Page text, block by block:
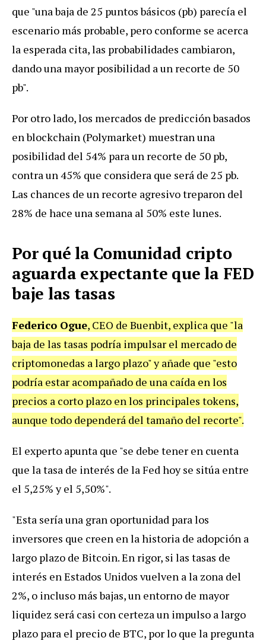
que "una baja de 25 puntos básicos (pb) parecía el
escenario más probable, pero conforme se acerca
la esperada cita, las probabilidades cambiaron,
dando una mayor posibilidad a un recorte de 50
pb".
Por otro lado, los mercados de predicción basados
en blockchain (Polymarket) muestran una
posibilidad del 54% para un recorte de 50 pb,
contra un 45% que considera que será de 25 pb.
Las chances de un recorte agresivo treparon del
28% de hace una semana al 50% este lunes.
Por qué la Comunidad cripto
aguarda expectante que la FED
baje las tasas
Federico Ogue, CEO de Buenbit, explica que "la
baja de las tasas podría impulsar el mercado de
criptomonedas a largo plazo" y añade que "esto
podría estar acompañado de una caída en los
precios a corto plazo en los principales tokens,
aunque todo dependerá del tamaño del recorte".
El experto apunta que "se debe tener en cuenta
que la tasa de interés de la Fed hoy se sitúa entre
el 5,25% y el 5,50%".
"Esta sería una gran oportunidad para los
inversores que creen en la historia de adopción a
largo plazo de Bitcoin. En rigor, si las tasas de
interés en Estados Unidos vuelven a la zona del
2%, o incluso más bajas, un entorno de mayor
liquidez será casi con certeza un impulso a largo
plazo para el precio de BTC, por lo que la pregunta